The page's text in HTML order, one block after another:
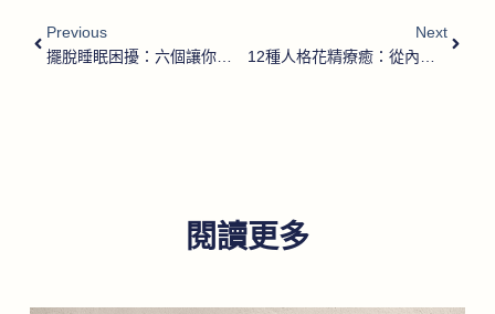
Previous
擺脫睡眠困擾：六個讓你一覺到天亮的技巧
Next
閱讀更多